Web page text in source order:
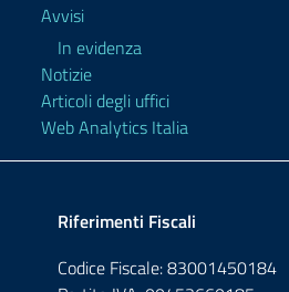
Avvisi
In evidenza
Notizie
Articoli degli uffici
Web Analytics Italia
Riferimenti Fiscali
Codice Fiscale: 83001450184